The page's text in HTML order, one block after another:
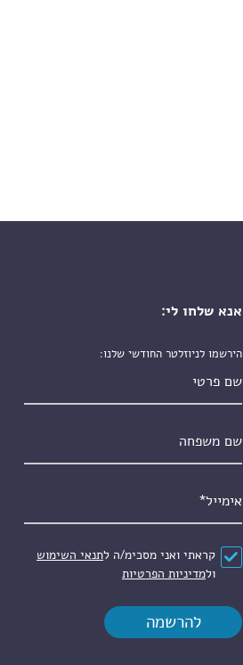
אנא שלחו לי:
הירשמו לניוזלטר החודשי שלנו:
הסכם*
קראתי ואני מסכימ/ה לתנאי השימוש
ולמדיניות הפרטיות